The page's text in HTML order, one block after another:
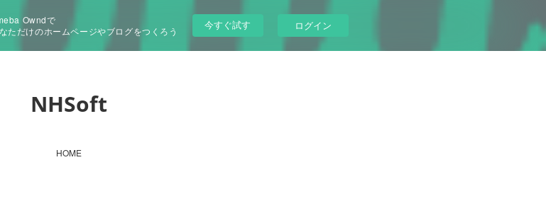
Owndで
ただけのホームページやブログをつくろう
今すぐ試す ログイン
NHSoft
HOME